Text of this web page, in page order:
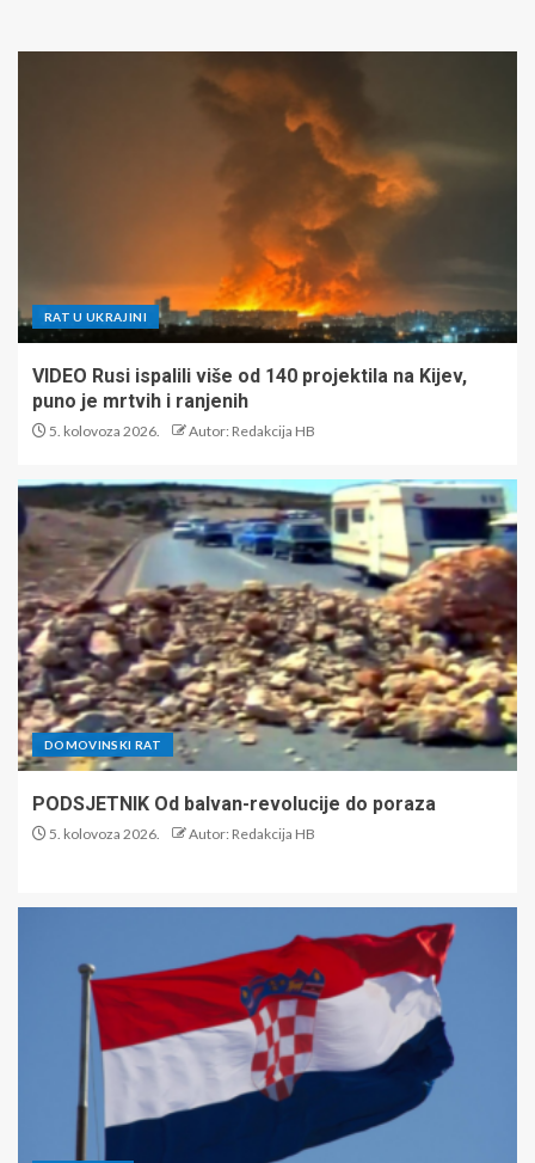
RAT U UKRAJINI
VIDEO Rusi ispalili više od 140 projektila na Kijev,
puno je mrtvih i ranjenih
5. kolovoza 2026. Autor: Redakcija HB
DOMOVINSKI RAT
PODSJETNIK Od balvan-revolucije do poraza
5. kolovoza 2026. Autor: Redakcija HB